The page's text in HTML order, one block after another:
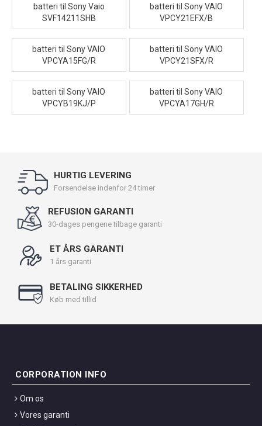
batteri til Sony Vaio
SVF14211SHB
batteri til Sony VAIO
VPCY21EFX/B
batteri til Sony VAIO
VPCYA15FG/R
batteri til Sony VAIO
VPCY21SFX/R
batteri til Sony VAIO
VPCYB19KJ/P
batteri til Sony VAIO
VPCYA17GH/R
HURTIG LEVERING
Forsendelse indenfor 24 timer
REFUSION GARANTI
30-dages pengene tilbage garanti
ET ÅRS GARANTI
1 års garanti
BETALING SIKKERHED
Køb med tillid
CORPORATION INFO
Om os
Vores garanti